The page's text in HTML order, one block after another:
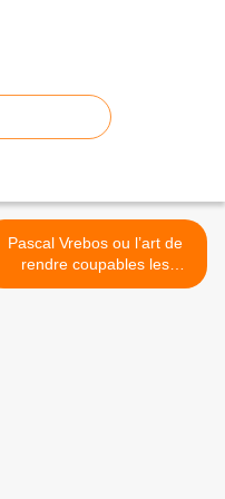
Pascal Vrebos ou l’art de
rendre coupables les
victimes ? >